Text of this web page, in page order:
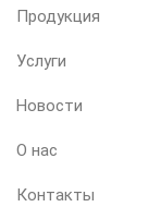
Продукция
Услуги
Новости
О нас
Контакты